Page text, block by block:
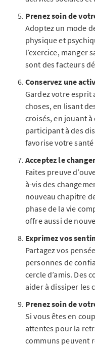
Prenez soin de
Adoptez un mode
physique et
l’exercice, manger
sont des facteurs
Conservez une
Gardez votre esprit
choses, en lisant
croisés, en jouant à
participant à des
favorise votre
Acceptez le
Faites preuve
à-vis des
nouveau chapitre
phase de la vie
offre aussi de
Exprimez vos
Partagez vos
personnes de
cercle d’amis. Des
aider à dissiper les
Prenez soin de
Si vous êtes en
attentes pour la
communs peuvent